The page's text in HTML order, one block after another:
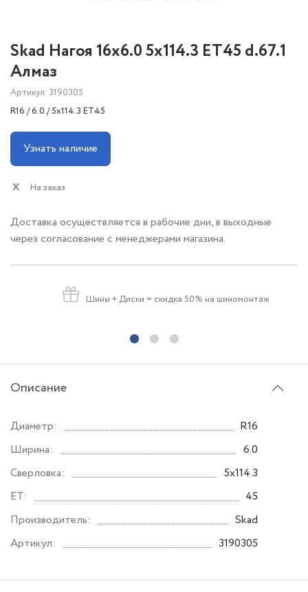
Skad Нагоя 16x6.0 5x114.3 ET45 d.67.1
Алмаз
Артикул: 3190305
R16 / 6.0 / 5x114.3 ET45
Узнать наличие
На заказ
Доставка осуществляется в рабочие дни, в выходные
через согласование с менеджерами магазина.
Шины + Диски = скидка 50% на шиномонтаж
Описание
Диаметр:
R16
Ширина:
6.0
Сверловка:
5x114.3
ET:
45
Производитель:
Skad
Артикул:
3190305